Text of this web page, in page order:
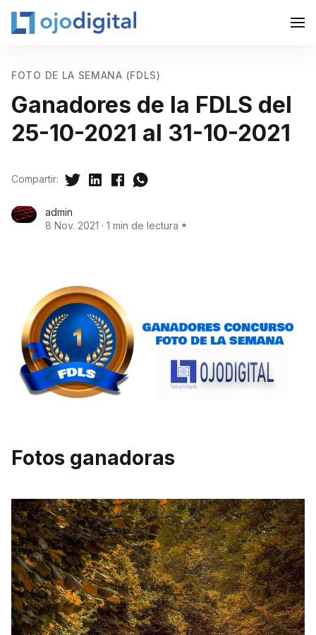
FOTO DE LA SEMANA (FDLS)
Ganadores de la FDLS del
25-10-2021 al 31-10-2021
admin
8 Nov. 2021 · 1 min de lectura
Compartir:
Fotos ganadoras